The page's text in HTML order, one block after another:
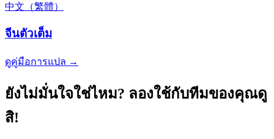
中文（繁體）
จีนตัวเต็ม
ดูคู่มือการแปล →
ยังไม่มั่นใจใช่ไหม? ลองใช้กับทีมของคุณดู
สิ!